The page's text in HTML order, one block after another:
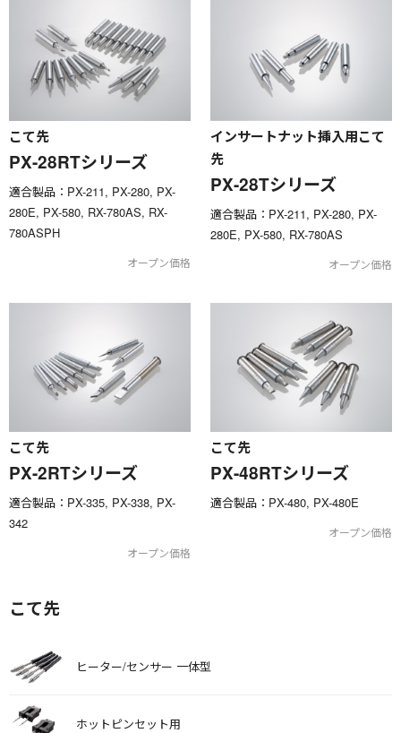
こて先
PX-28RTシリーズ
適合製品：PX-211, PX-280, PX-
280E, PX-580, RX-780AS, RX-
780ASPH
オープン価格
インサートナット挿入用こて
先
PX-28Tシリーズ
適合製品：PX-211, PX-280, PX-
280E, PX-580, RX-780AS
オープン価格
こて先
PX-2RTシリーズ
適合製品：PX-335, PX-338, PX-
342
オープン価格
こて先
PX-48RTシリーズ
適合製品：PX-480, PX-480E
オープン価格
こて先
ヒーター/センサー 一体型
ホットピンセット用